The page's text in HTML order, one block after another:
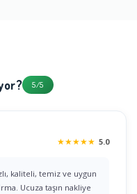
5/5
★★★★★ 5.0
Ucuza taşın nakliye